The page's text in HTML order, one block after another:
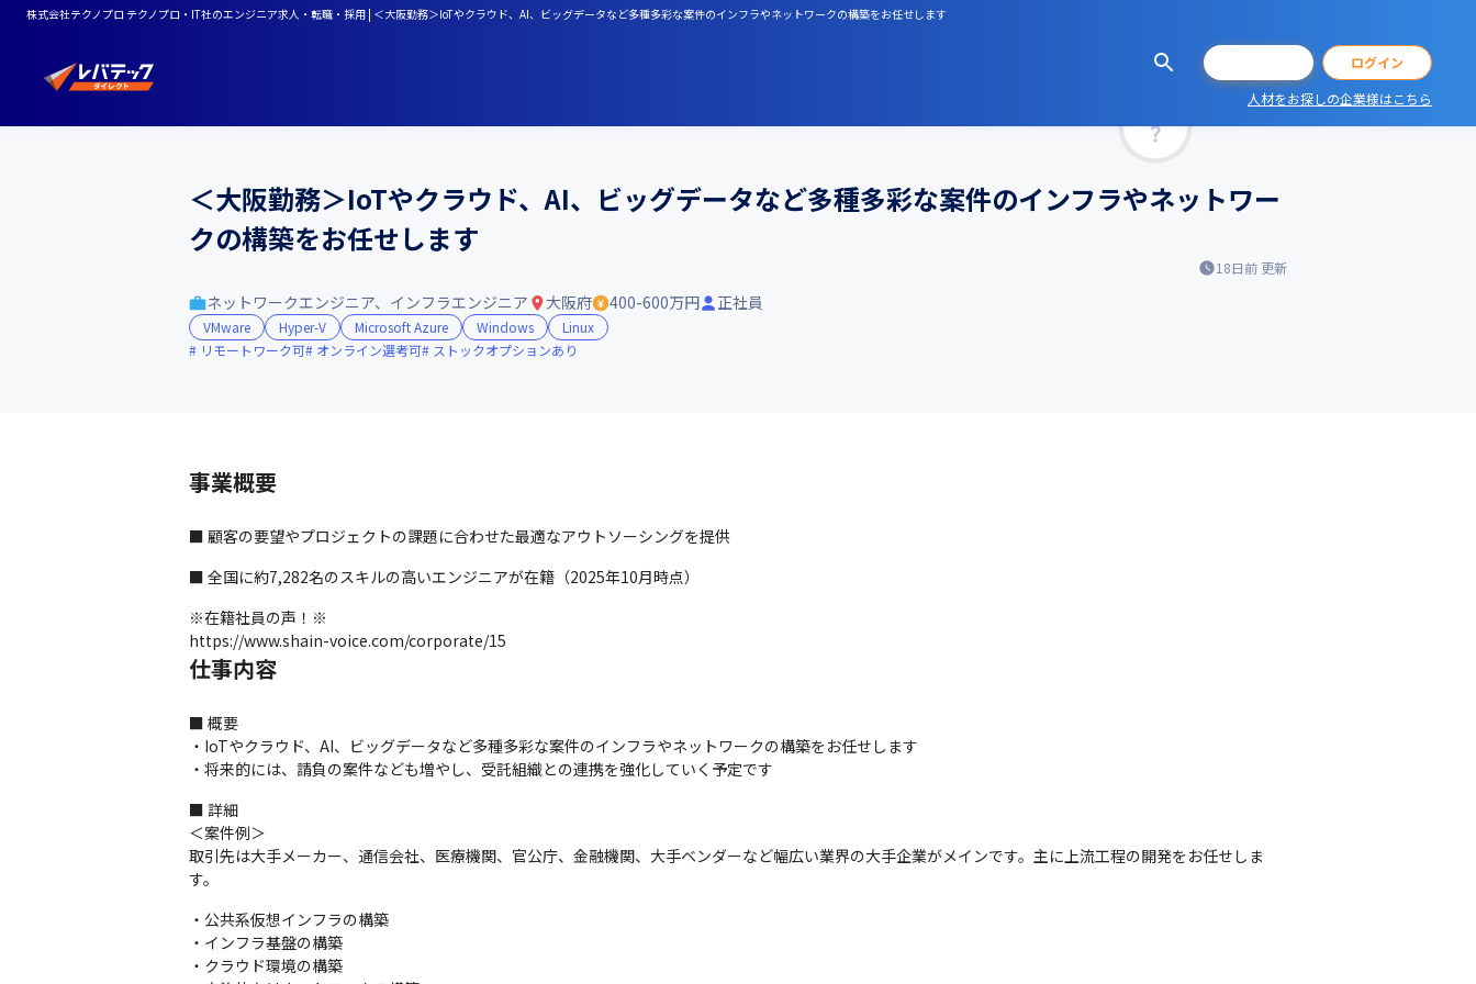
株式会社テクノプロ テクノプロ・IT社のエンジニア求人・転職・採用 | ＜大阪勤務＞IoTやクラウド、AI、ビッグデータなど多種多彩な案件のインフラやネットワークの構築をお任せします
ログイン
人材をお探しの企業様はこちら
＜大阪勤務＞IoTやクラウド、AI、ビッグデータなど多種多彩な案件のインフラやネットワー
クの構築をお任せします
18日前 更新
ネットワークエンジニア、インフラエンジニア 大阪府 400-600万円 正社員
VMware Hyper-V Microsoft Azure Windows
Linux
リモートワーク可
オンライン選考可 ストックオプションあり
事業概要
■ 顧客の要望やプロジェクトの課題に合わせた最適なアウトソーシングを提供
■ 全国に約7,282名のスキルの高いエンジニアが在籍（2025年10月時点）
※在籍社員の声！※
https://www.shain-voice.com/corporate/15
仕事内容
■ 概要
・IoTやクラウド、AI、ビッグデータなど多種多彩な案件のインフラやネットワークの構築をお任せします
・将来的には、請負の案件なども増やし、受託組織との連携を強化していく予定です
■ 詳細
＜案件例＞
取引先は大手メーカー、通信会社、医療機関、官公庁、金融機関、大手ベンダーなど幅広い業界の大手企業がメインです。主に上流工程の開発をお任せしま
す。
・公共系仮想インフラの構築
・インフラ基盤の構築
・クラウド環境の構築